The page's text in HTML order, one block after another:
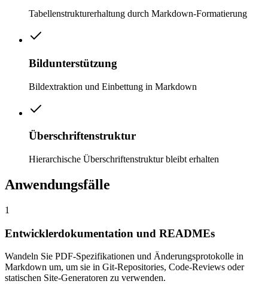
Tabellenstrukturerhaltung durch Markdown-Formatierung
Bildunterstützung
Bildextraktion und Einbettung in Markdown
Überschriftenstruktur
Hierarchische Überschriftenstruktur bleibt erhalten
Anwendungsfälle
1
Entwicklerdokumentation und READMEs
Wandeln Sie PDF-Spezifikationen und Änderungsprotokolle in
Markdown um, um sie in Git-Repositories, Code-Reviews oder
statischen Site-Generatoren zu verwenden.